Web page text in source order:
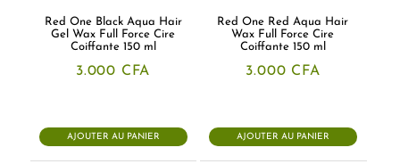
Red One Black Aqua Hair
Gel Wax Full Force Cire
Coiffante 150 ml
3.000 CFA
AJOUTER AU PANIER
Red One Red Aqua Hair
Wax Full Force Cire
Coiffante 150 ml
3.000 CFA
AJOUTER AU PANIER